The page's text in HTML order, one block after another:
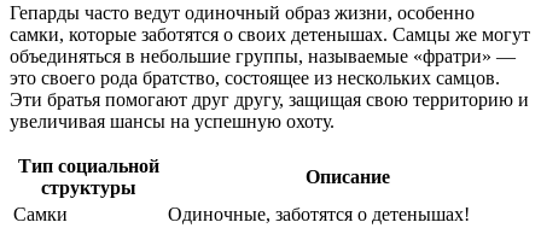
Гепарды часто ведут одиночный образ жизни, особенно
самки, которые заботятся о своих детенышах. Самцы же могут
объединяться в небольшие группы, называемые «фратри» —
это своего рода братство, состоящее из нескольких самцов.
Эти братья помогают друг другу, защищая свою территорию и
увеличивая шансы на успешную охоту.
Тип социальной
структуры
Описание
Самки
Одиночные, заботятся о детенышах!